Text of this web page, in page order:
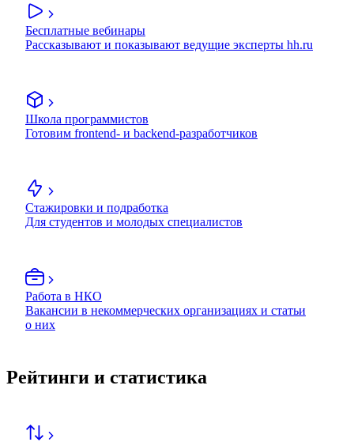
Бесплатные вебинары
Рассказывают и показывают ведущие эксперты hh.ru
Школа программистов
Готовим frontend- и backend-разработчиков
Стажировки и подработка
Для студентов и молодых специалистов
Работа в НКО
Вакансии в некоммерческих организациях и статьи
о них
Рейтинги и статистика